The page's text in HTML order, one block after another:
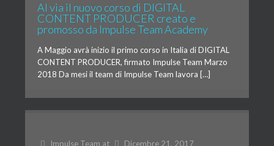
Al via il nuovo corso di DIGITAL
CONTENT PRODUCER creato e
promosso da Impulse Team Academy
A Maggio avrà inizio il primo corso in Italia di DIGITAL
CONTENT PRODUCER, firmato Impulse Team Marzo
2018 Da mesi il team di Impulse Team lavora […]
Impulse Team at Dicembre 21, 2017